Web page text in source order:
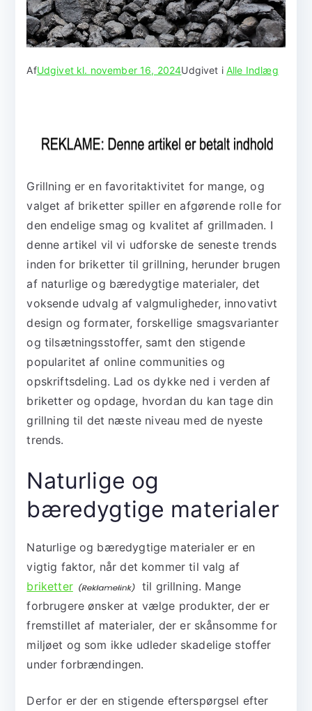
AfUdgivet kl. november 16, 2024Udgivet i Alle Indlæg
Grillning er en favoritaktivitet for mange, og
valget af briketter spiller en afgørende rolle for
den endelige smag og kvalitet af grillmaden. I
denne artikel vil vi udforske de seneste trends
inden for briketter til grillning, herunder brugen
af naturlige og bæredygtige materialer, det
voksende udvalg af valgmuligheder, innovativt
design og formater, forskellige smagsvarianter
og tilsætningsstoffer, samt den stigende
popularitet af online communities og
opskriftsdeling. Lad os dykke ned i verden af
briketter og opdage, hvordan du kan tage din
grillning til det næste niveau med de nyeste
trends.
Naturlige og
bæredygtige materialer
Naturlige og bæredygtige materialer er en
vigtig faktor, når det kommer til valg af
briketter
til grillning. Mange
forbrugere ønsker at vælge produkter, der er
fremstillet af materialer, der er skånsomme for
miljøet og som ikke udleder skadelige stoffer
under forbrændingen.
Derfor er der en stigende efterspørgsel efter